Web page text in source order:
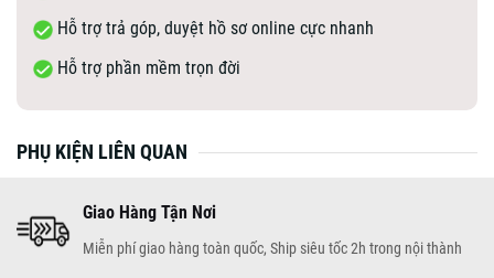
Hỗ trợ trả góp, duyệt hồ sơ online cực nhanh
Hỗ trợ phần mềm trọn đời
PHỤ KIỆN LIÊN QUAN
Giao Hàng Tận Nơi
Miễn phí giao hàng toàn quốc, Ship siêu tốc 2h trong nội thành